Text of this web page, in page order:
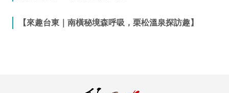
【來趣台東｜南橫秘境森呼吸，栗松溫泉探訪趣】